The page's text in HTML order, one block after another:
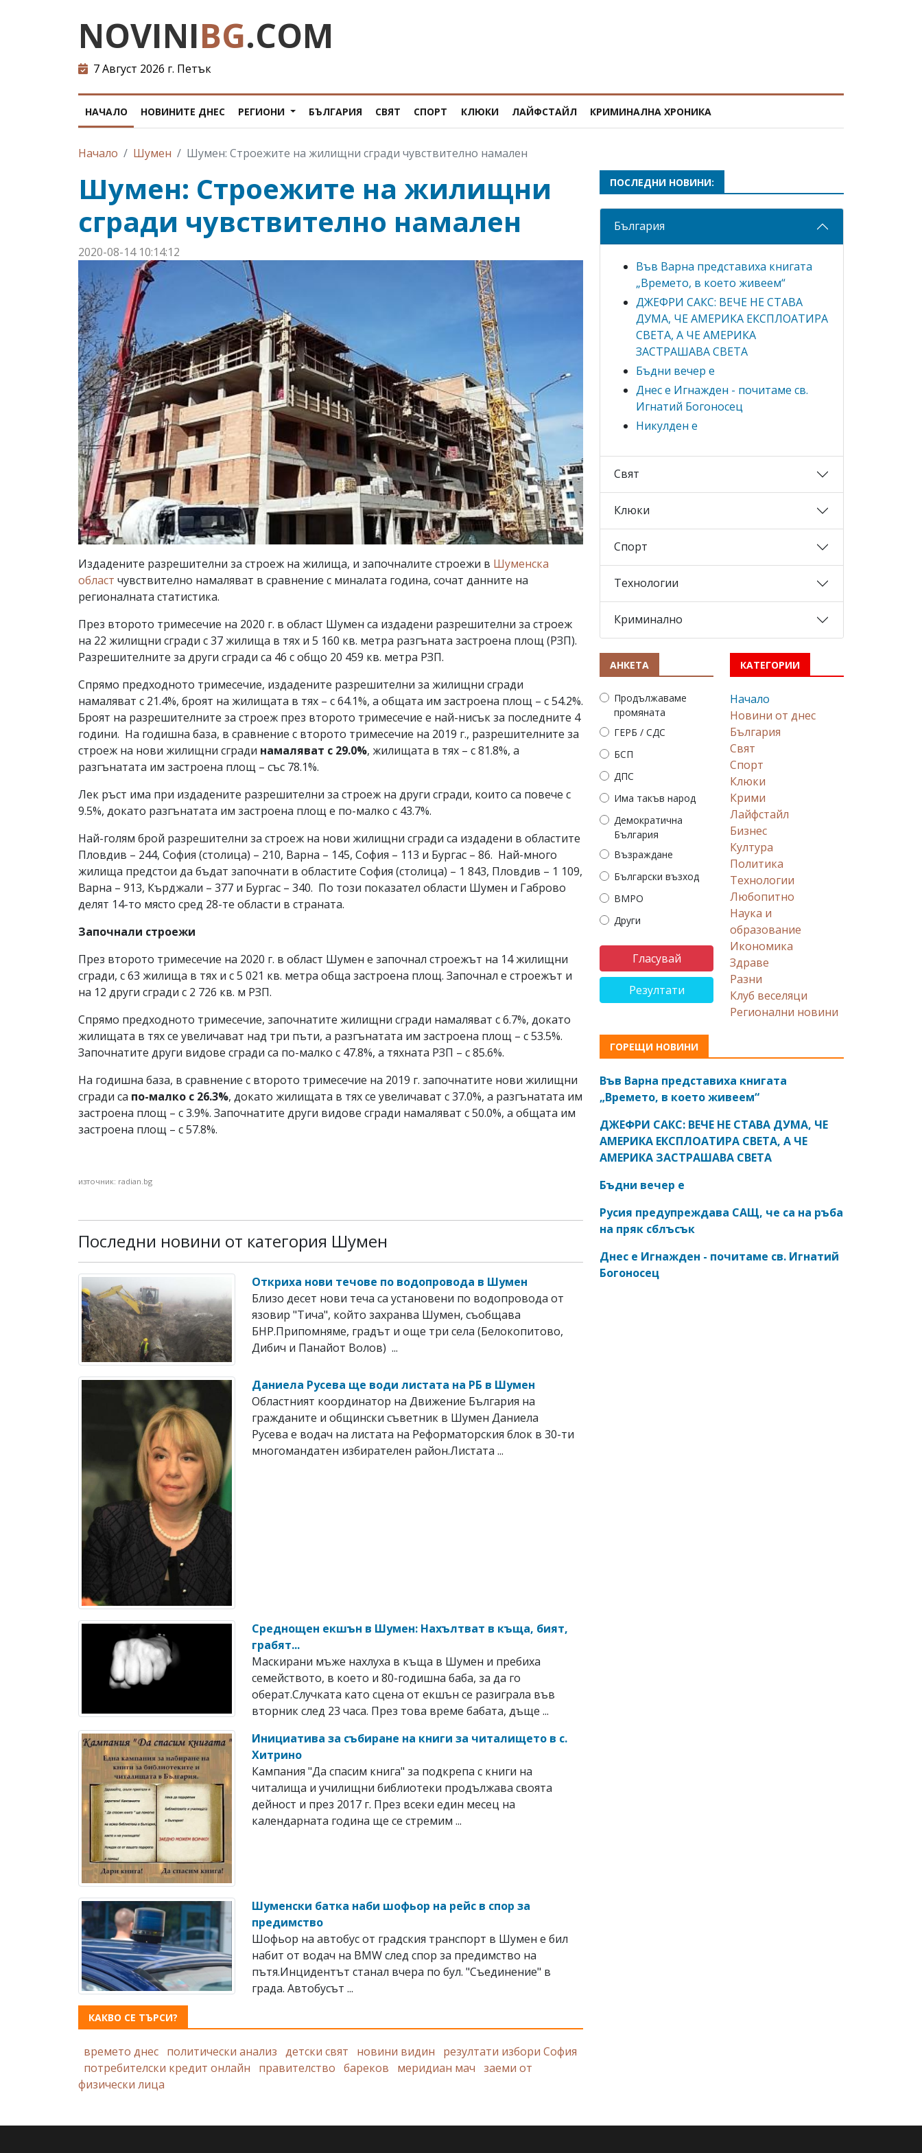
NOVINIBG.COM
7 Август 2026 г. Петък
НАЧАЛО НОВИНИТЕ ДНЕС РЕГИОНИ БЪЛГАРИЯ СВЯТ СПОРТ КЛЮКИ ЛАЙФСТАЙЛ КРИМИНАЛНА ХРОНИКА
Начало Шумен Шумен: Строежите на жилищни сгради чувствително намален
Шумен: Строежите на жилищни
сгради чувствително намален
2020-08-14 10:14:12
Издадените разрешителни за строеж на жилища, и започналите строежи в Шуменска
област чувствително намаляват в сравнение с миналата година, сочат данните на
регионалната статистика.
През второто тримесечие на 2020 г. в област Шумен са издадени разрешителни за строеж
на 22 жилищни сгради с 37 жилища в тях и 5 160 кв. метра разгъната застроена площ (РЗП).
Разрешителните за други сгради са 46 с общо 20 459 кв. метра РЗП.
Спрямо предходното тримесечие, издадените разрешителни за жилищни сгради
намаляват с 21.4%, броят на жилищата в тях – с 64.1%, а общата им застроена площ – с 54.2%.
Броят на разрешителните за строеж през второто тримесечие е най-нисък за последните 4
години. На годишна база, в сравнение с второто тримесечие на 2019 г., разрешителните за
строеж на нови жилищни сгради намаляват с 29.0%, жилищата в тях – с 81.8%, а
разгънатата им застроена площ – със 78.1%.
Лек ръст има при издадените разрешителни за строеж на други сгради, които са повече с
9.5%, докато разгънатата им застроена площ е по-малко с 43.7%.
Най-голям брой разрешителни за строеж на нови жилищни сгради са издадени в областите
Пловдив – 244, София (столица) – 210, Варна – 145, София – 113 и Бургас – 86. Най-много
жилища предстои да бъдат започнати в областите София (столица) – 1 843, Пловдив – 1 109,
Варна – 913, Кърджали – 377 и Бургас – 340. По този показател области Шумен и Габрово
делят 14-то място сред 28-те области в страната.
Започнали строежи
През второто тримесечие на 2020 г. в област Шумен е започнал строежът на 14 жилищни
сгради, с 63 жилища в тях и с 5 021 кв. метра обща застроена площ. Започнал е строежът и
на 12 други сгради с 2 726 кв. м РЗП.
Спрямо предходното тримесечие, започнатите жилищни сгради намаляват с 6.7%, докато
жилищата в тях се увеличават над три пъти, а разгънатата им застроена площ – с 53.5%.
Започнатите други видове сгради са по-малко с 47.8%, а тяхната РЗП – с 85.6%.
На годишна база, в сравнение с второто тримесечие на 2019 г. започнатите нови жилищни
сгради са по-малко с 26.3%, докато жилищата в тях се увеличават с 37.0%, а разгънатата им
застроена площ – с 3.9%. Започнатите други видове сгради намаляват с 50.0%, а общата им
застроена площ – с 57.8%.
източник: radian.bg
Последни новини от категория Шумен
Откриха нови течове по водопровода в Шумен
Близо десет нови теча са установени по водопровода от
язовир "Тича", който захранва Шумен, съобщава
БНР.Припомняме, градът и още три села (Белокопитово,
Дибич и Панайот Волов) ...
Даниела Русева ще води листата на РБ в Шумен
Областният координатор на Движение България на
гражданите и общински съветник в Шумен Даниела
Русева е водач на листата на Реформаторския блок в 30-ти
многомандатен избирателен район.Листата ...
Среднощен екшън в Шумен: Нахълтват в къща, бият,
грабят...
Маскирани мъже нахлуха в къща в Шумен и пребиха
семейството, в което и 80-годишна баба, за да го
оберат.Случката като сцена от екшън се разиграла във
вторник след 23 часа. През това време бабата, дъще ...
Инициатива за събиране на книги за читалището в с.
Хитрино
Кампания "Да спасим книга" за подкрепа с книги на
читалища и училищни библиотеки продължава своята
дейност и през 2017 г. През всеки един месец на
календарната година ще се стремим ...
Шуменски батка наби шофьор на рейс в спор за
предимство
Шофьор на автобус от градския транспорт в Шумен е бил
набит от водач на BMW след спор за предимство на
пътя.Инцидентът станал вчера по бул. "Съединение" в
града. Автобусът ...
КАКВО СЕ ТЪРСИ?
времето днес политически анализ детски свят новини видин
резултати избори София
потребителски кредит онлайн
правителство бареков меридиан мач заеми от
физически лица
ПОСЛЕДНИ НОВИНИ:
България
Във Варна представиха книгата
„Времето, в което живеем“
ДЖЕФРИ САКС: ВЕЧЕ НЕ СТАВА
ДУМА, ЧЕ АМЕРИКА ЕКСПЛОАТИРА
СВЕТА, А ЧЕ АМЕРИКА
ЗАСТРАШАВА СВЕТА
Бъдни вечер е
Днес е Игнажден - почитаме св.
Игнатий Богоносец
Никулден е
Свят
Клюки
Спорт
Технологии
Криминално
АНКЕТА
Продължаваме
промяната
ГЕРБ / СДС
БСП
ДПС
Има такъв народ
Демократична
България
Възраждане
Български възход
ВМРО
Други
Резултати
КАТЕГОРИИ
Начало
Новини от днес
България
Свят
Спорт
Клюки
Крими
Лайфстайл
Бизнес
Култура
Политика
Технологии
Любопитно
Наука и
образование
Икономика
Здраве
Разни
Клуб веселяци
Регионални новини
ГОРЕЩИ НОВИНИ
Във Варна представиха книгата
„Времето, в което живеем“
ДЖЕФРИ САКС: ВЕЧЕ НЕ СТАВА ДУМА, ЧЕ
АМЕРИКА ЕКСПЛОАТИРА СВЕТА, А ЧЕ
АМЕРИКА ЗАСТРАШАВА СВЕТА
Бъдни вечер е
Русия предупреждава САЩ, че са на ръба
на пряк сблъсък
Днес е Игнажден - почитаме св. Игнатий
Богоносец